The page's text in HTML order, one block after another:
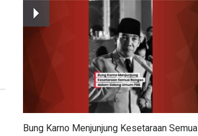
Bung Karno Menjunjung Kesetaraan Semua